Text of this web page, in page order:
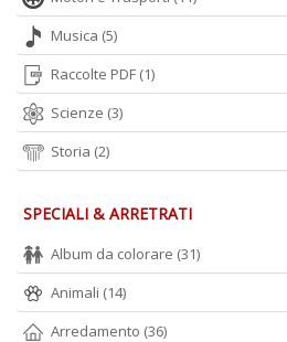
Musica (5)
Raccolte PDF (1)
Scienze (3)
Storia (2)
SPECIALI & ARRETRATI
Album da colorare (31)
Animali (14)
Arredamento (36)